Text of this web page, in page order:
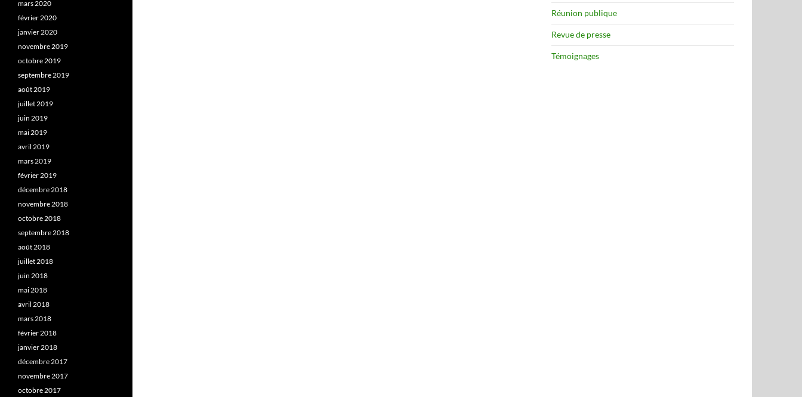
Réunion publique
Revue de presse
Témoignages
mars 2020
février 2020
janvier 2020
novembre 2019
octobre 2019
septembre 2019
août 2019
juillet 2019
juin 2019
mai 2019
avril 2019
mars 2019
février 2019
décembre 2018
novembre 2018
octobre 2018
septembre 2018
août 2018
juillet 2018
juin 2018
mai 2018
avril 2018
mars 2018
février 2018
janvier 2018
décembre 2017
novembre 2017
octobre 2017